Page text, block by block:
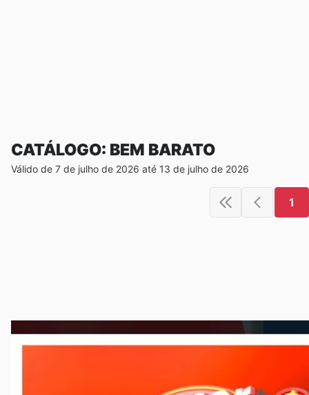
CATÁLOGO: BEM BARATO
Válido de 7 de julho de 2026 até 13 de julho de 2026
1